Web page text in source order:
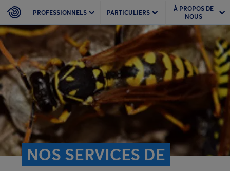
PROFESSIONNELS PARTICULIERS
À PROPOS DE
NOUS
NOS SERVICES DE